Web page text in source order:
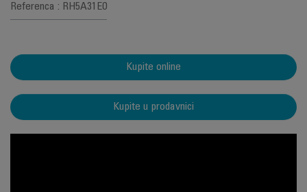
Referenca : RH5A31E0
Kupite online
Kupite u prodavnici